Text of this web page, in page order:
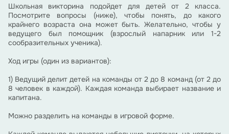
Школьная викторина подойдет для детей от 2 класса.
Посмотрите вопросы (ниже), чтобы понять, до какого
крайнего возраста она может быть. Желательно, чтобы у
ведущего был помощник (взрослый напарник или 1-2
сообразительных ученика).
Ход игры (один из вариантов):
1) Ведущий делит детей на команды от 2 до 8 команд (от 2 до
8 человек в каждой). Каждая команда выбирает название и
капитана.
Можно разделить на команды в игровой форме.